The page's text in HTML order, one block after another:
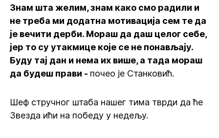
Знам шта желим, знам како смо радили и
не треба ми додатна мотивација сем те да
је вечити дерби. Мораш да даш целог себе,
јер то су утакмице које се не понављају.
Буду тај дан и нема их више, а тада мораш
да будеш прави - почео је Станковић.
Шеф стручног штаба нашег тима тврди да ће
Звезда ићи на победу у недељу.